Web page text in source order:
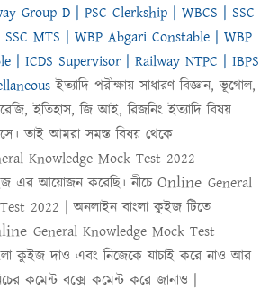
Group D | PSC Clerkship | WBCS | SSC
SSC MTS | WBP Abgari Constable | WBP
| ICDS Supervisor | Railway NTPC | IBPS
ইত্যাদি পরীক্ষায় সাধারণ বিজ্ঞান, ভূগোল,
ইতিহাস, জি আই, রিজনিং ইত্যাদি বিষয়
তাই আমরা সমস্ত বিষয় থেকে
Knowledge Mock Test 2022
এর আয়োজন করেছি। নীচে Online General
2022 |অনলাইন বাংলা কুইজটিতে
General Knowledge Mock Test
কুইজ দাও এবং নিজেকে যাচাই করে নাও আর
কমেন্ট বক্সে কমেন্ট করে জানাও |